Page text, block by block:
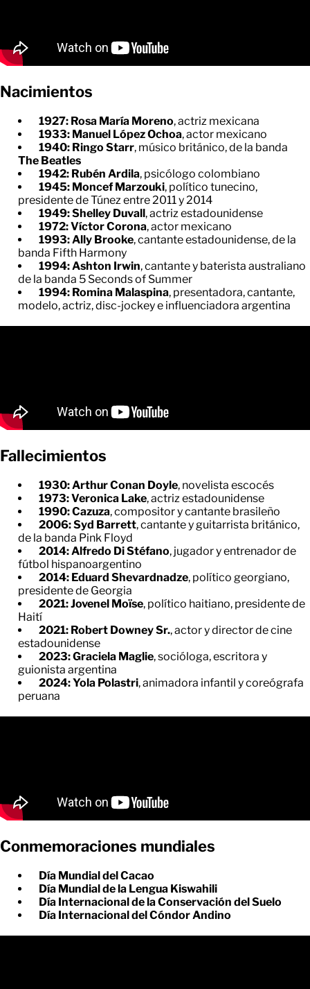
Nacimientos
1927: Rosa María Moreno, actriz mexicana
1933: Manuel López Ochoa, actor mexicano
1940: Ringo Starr, músico británico, de la banda
The Beatles
1942: Rubén Ardila, psicólogo colombiano
1945: Moncef Marzouki, político tunecino,
presidente de Túnez entre 2011 y 2014
1949: Shelley Duvall, actriz estadounidense
1972: Víctor Corona, actor mexicano
1993: Ally Brooke, cantante estadounidense, de la
banda Fifth Harmony
1994: Ashton Irwin, cantante y baterista australiano
de la banda 5 Seconds of Summer
1994: Romina Malaspina, presentadora, cantante,
modelo, actriz, disc-jockey e influenciadora argentina
Fallecimientos
1930: Arthur Conan Doyle, novelista escocés
1973: Veronica Lake, actriz estadounidense
1990: Cazuza, compositor y cantante brasileño
2006: Syd Barrett, cantante y guitarrista británico,
de la banda Pink Floyd
2014: Alfredo Di Stéfano, jugador y entrenador de
fútbol hispanoargentino
2014: Eduard Shevardnadze, político georgiano,
presidente de Georgia
2021: Jovenel Moïse, político haitiano, presidente de
Haití
2021: Robert Downey Sr., actor y director de cine
estadounidense
2023: Graciela Maglie, socióloga, escritora y
guionista argentina
2024: Yola Polastri, animadora infantil y coreógrafa
peruana
Conmemoraciones mundiales
Día Mundial del Cacao
Día Mundial de la Lengua Kiswahili
Día Internacional de la Conservación del Suelo
Día Internacional del Cóndor Andino